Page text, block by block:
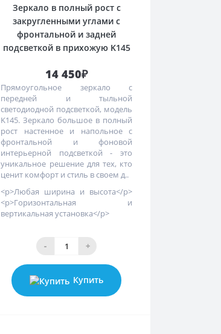
Зеркало в полный рост с
закругленными углами с
фронтальной и задней
подсветкой в прихожую K145
14 450₽
Прямоугольное зеркало с
передней и тыльной
светодиодной подсветкой, модель
K145. Зеркало большое в полный
рост настенное и напольное с
фронтальной и фоновой
интерьерной подсветкой - это
уникальное решение для тех, кто
ценит комфорт и стиль в своем д..
<p>Любая ширина и высота</p>
<p>Горизонтальная и
вертикальная установка</p>
- +
Купить